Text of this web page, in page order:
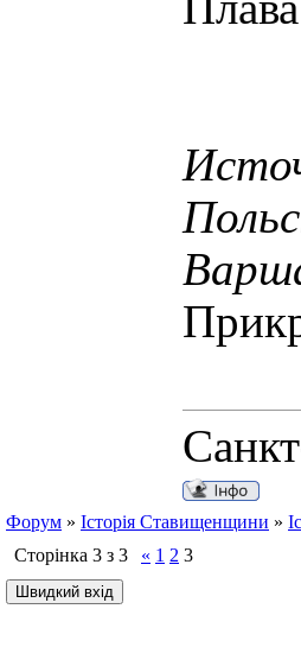
Форум » Історія Ставищенщини »
Сторінка 3 з 3 « 1 2 3